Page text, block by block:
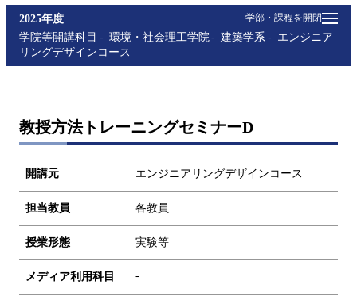
学部・課程を開閉
2025年度
学院等開講科目
環境・社会理工学院 建築学系
エンジニア
リングデザインコース
教授方法トレーニングセミナーD
開講元 エンジニアリングデザインコース
担当教員 各教員
授業形態 実験等
メディア利用科目 -